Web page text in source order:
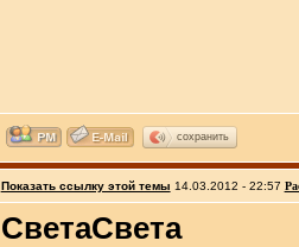
сохранить
Показать ссылку этой темы 14.03.2012 - 22:57
СветаСвета